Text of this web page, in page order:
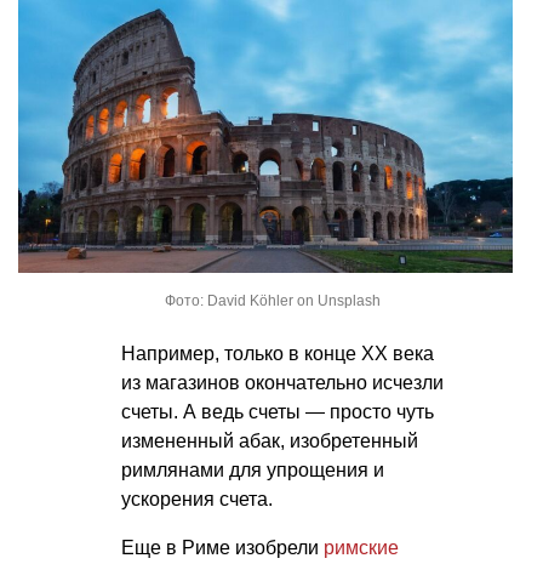
Фото: David Köhler on Unsplash
Например, только в конце XX века
из магазинов окончательно исчезли
счеты. А ведь счеты — просто чуть
измененный абак, изобретенный
римлянами для упрощения и
ускорения счета.
Еще в Риме изобрели римские